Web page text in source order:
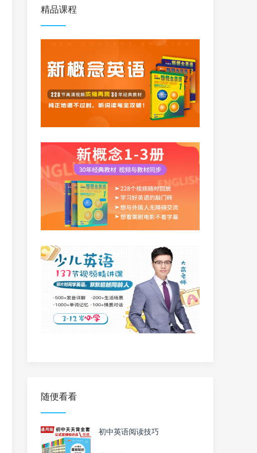
精品课程
随便看看
初中英语阅读技巧